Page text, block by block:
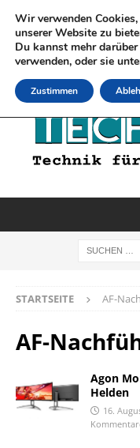
STARTSEITE AF-
AF-
Agon
Helden
16.
Wir verwenden
unserer Website zu
Du kannst mehr
verwenden, oder sie
Zustimmen